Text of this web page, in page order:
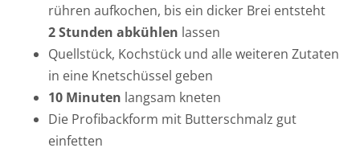
rühren aufkochen, bis ein dicker Brei entsteht
2 Stunden abkühlen lassen
Quellstück, Kochstück und alle weiteren Zutaten
in eine Knetschüssel geben
10 Minuten langsam kneten
Die Profibackform mit Butterschmalz gut
einfetten